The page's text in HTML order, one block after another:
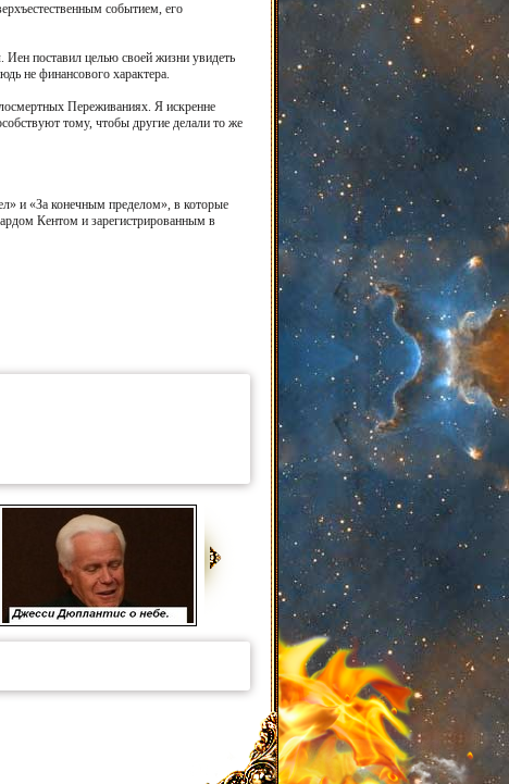
событием, его
поставил целью своей жизни увидеть
не финансового характера.
Переживаниях. Я искренне
тому, чтобы другие делали то же
и «За конечным пределом», в которые
Кентом и зарегистрированным в